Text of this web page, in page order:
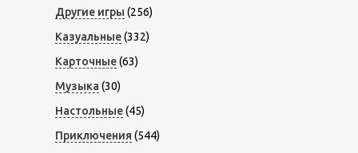
Другие игры (256)
Казуальные(332)
Карточные(63)
Музыка (30)
Настольные(45)
Приключения (544)